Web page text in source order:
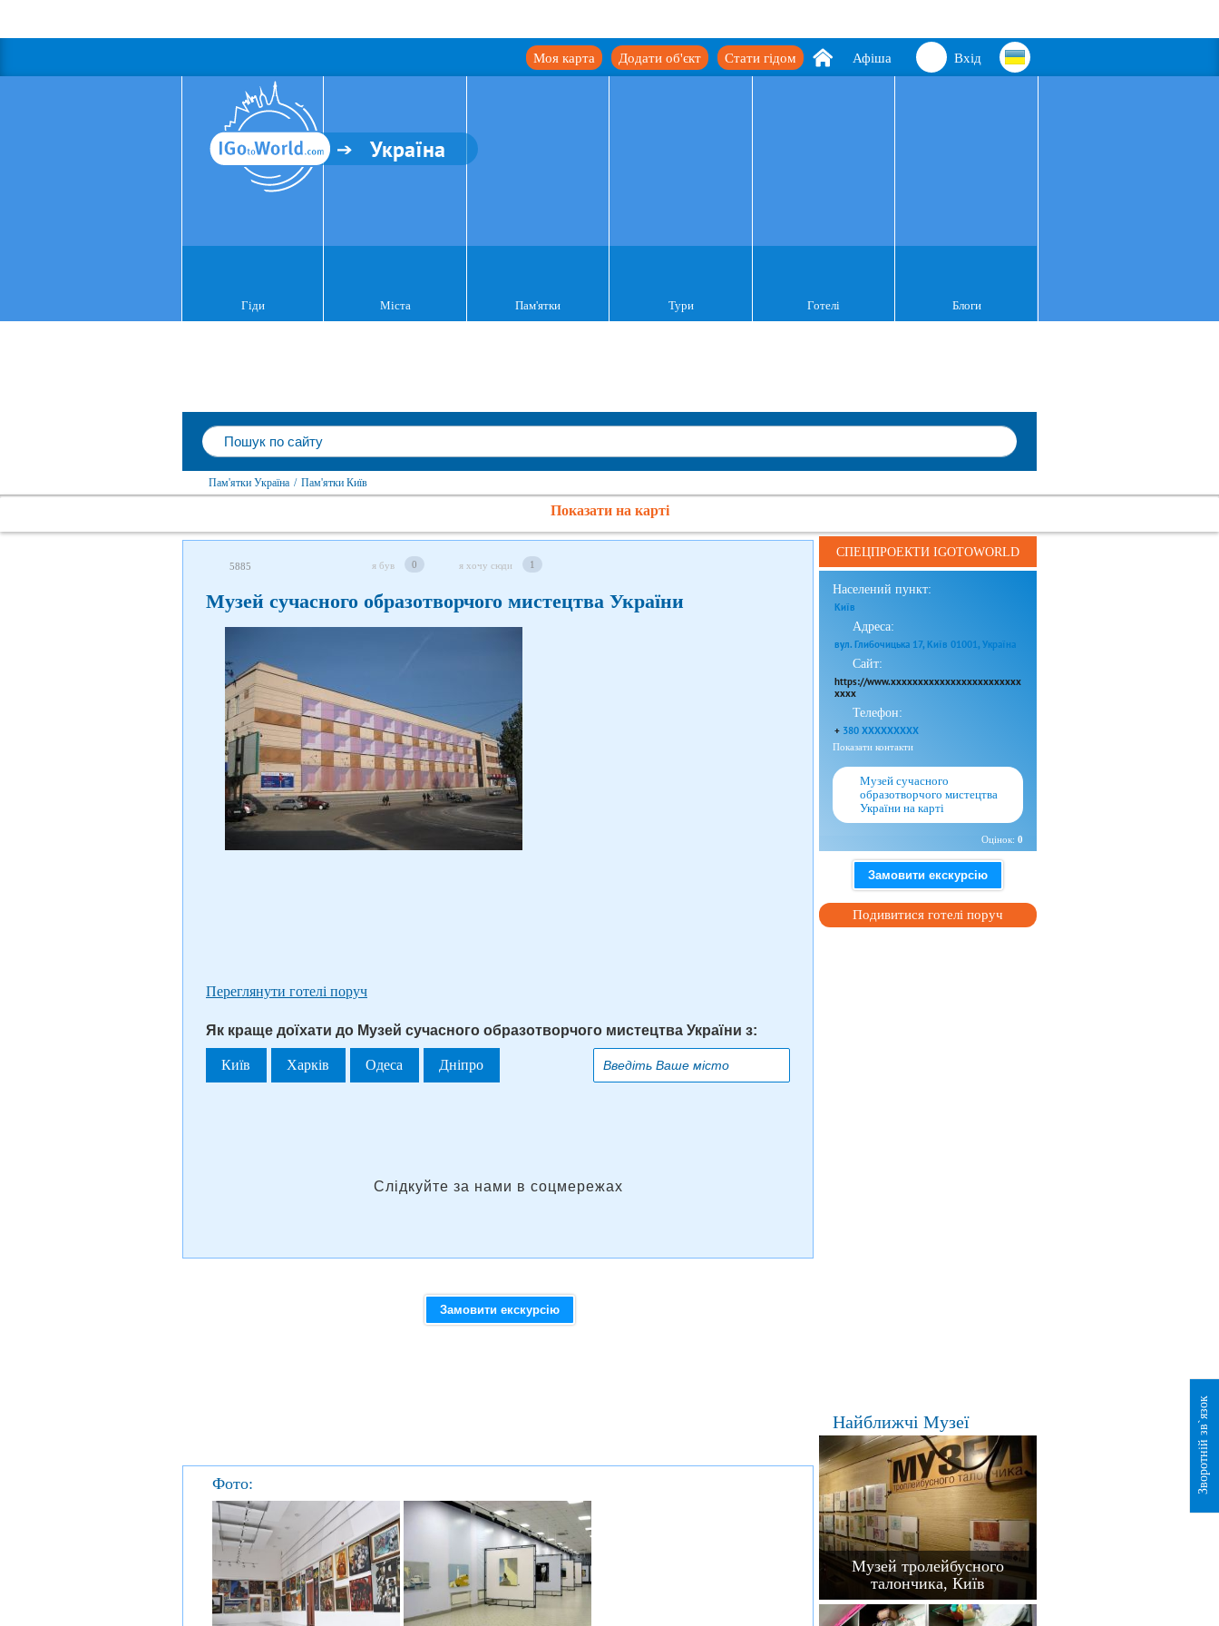
Вхід
Афіша
Стати гідом
Додати об'єкт
Моя карта
Україна
Гіди Міста Пам'ятки Тури Готелі Блоги
Пам'ятки Україна / Пам'ятки Київ
Показати на карті
5885 я був 0 я хочу сюди 1
Музей сучасного образотворчого мистецтва України
Переглянути готелі поруч
Як краще доїхати до Музей сучасного образотворчого мистецтва України з:
Київ Харків Одеса Дніпро
Слідкуйте за нами в соцмережах
Замовити екскурсію
Фото:
СПЕЦПРОЕКТИ IGOTOWORLD
Населений пункт:
Київ
Адреса:
вул. Глибочицька 17, Київ 01001, Україна
Сайт:
https://www.xxxxxxxxxxxxxxxxxxxxxxxx
xxxx
Телефон:
+ 380 XXXXXXXXX
Показати контакти
Музей сучасного
образотворчого мистецтва
України на карті
Оцінок: 0
Замовити екскурсію
Подивитися готелі поруч
Найближчі Музеї
Музей тролейбусного
талончика, Київ
Зворотній зв`язок